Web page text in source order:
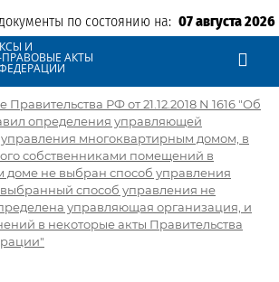
по состоянию на: 07 августа 2026
И
АКТЫ
Правительства РФ от 21.12.2018 N 1616 "Об
определения управляющей
многоквартирным домом, в
собственниками помещений в
доме не выбран способ управления
способ управления не
управляющая организация, и
в некоторые акты Правительства